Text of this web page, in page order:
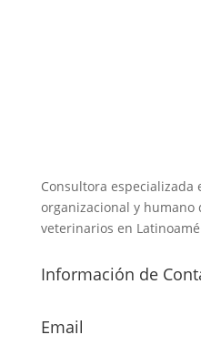
Consultora especializada
organizacional y humano
veterinarios en
Información de
Email